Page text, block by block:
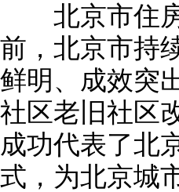
北京市住房
前，北京市持
鲜明、成效突
社区老旧社区
成功代表了北
式，为北京城